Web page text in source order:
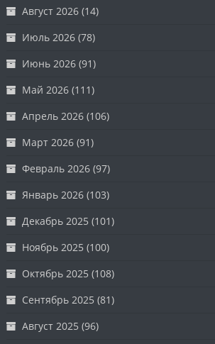
Август 2026 (14)
Июль 2026 (78)
Июнь 2026 (91)
Май 2026 (111)
Апрель 2026 (106)
Март 2026 (91)
Февраль 2026 (97)
Январь 2026 (103)
Декабрь 2025 (101)
Ноябрь 2025 (100)
Октябрь 2025 (108)
Сентябрь 2025 (81)
Август 2025 (96)